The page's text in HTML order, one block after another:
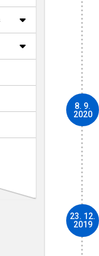
8. 9.
2020
23. 12.
2019